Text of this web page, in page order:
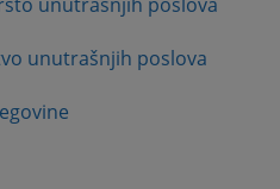
unutrašnjih poslova